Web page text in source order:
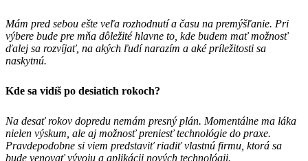
Mám pred sebou ešte veľa rozhodnutí a času na premýšľanie. Pri
výbere bude pre mňa dôležité hlavne to, kde budem mať možnosť
ďalej sa rozvíjať, na akých ľudí narazím a aké príležitosti sa
naskytnú.
Kde sa vidíš po desiatich rokoch?
Na desať rokov dopredu nemám presný plán. Momentálne ma láka
nielen výskum, ale aj možnosť preniesť technológie do praxe.
Pravdepodobne si viem predstaviť riadiť vlastnú firmu, ktorá sa
bude venovať vývoju a aplikácii nových technológii.